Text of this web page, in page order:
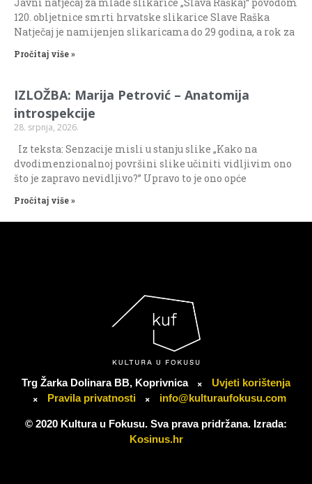
120. obljetnice smrti hrvatske slikarice Slave Raška
Natječaj je namijenjen slikaricama do 29 godina, a rok za
Pročitaj više »
IZLOŽBA: Marija Petrović – Anatomija
introspekcije
28. srpnja, 2026.
Iz teksta: Senzacije misli u stanju slike „Kako na
dvodimenzionalnoj površini slike učiniti vidljivim ono
što je zapravo nevidljivo?” Upravo to je ono opće
Pročitaj više »
Trg Žarka Dolinara BB, Koprivnica
Uvjeti korištenja
Pravila privatnosti
info@kulturaufokusu.com
© 2020 Kultura u Fokusu. Sva prava pridržana. Izrada:
Kosinus.hr